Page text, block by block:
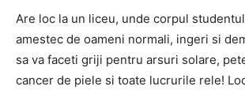
Are loc la un liceu, unde corpul
amestec de oameni normali, ingeri si
sa va faceti griji pentru arsuri solare,
cancer de piele si toate lucrurile rele!